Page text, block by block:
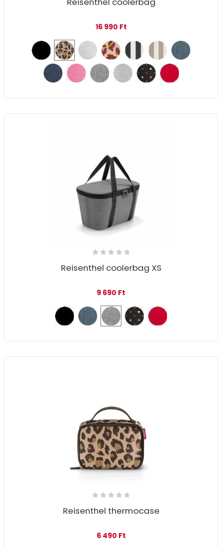
16 990 Ft
Reisenthel coolerbag XS
9 690 Ft
Reisenthel thermocase
6 490 Ft